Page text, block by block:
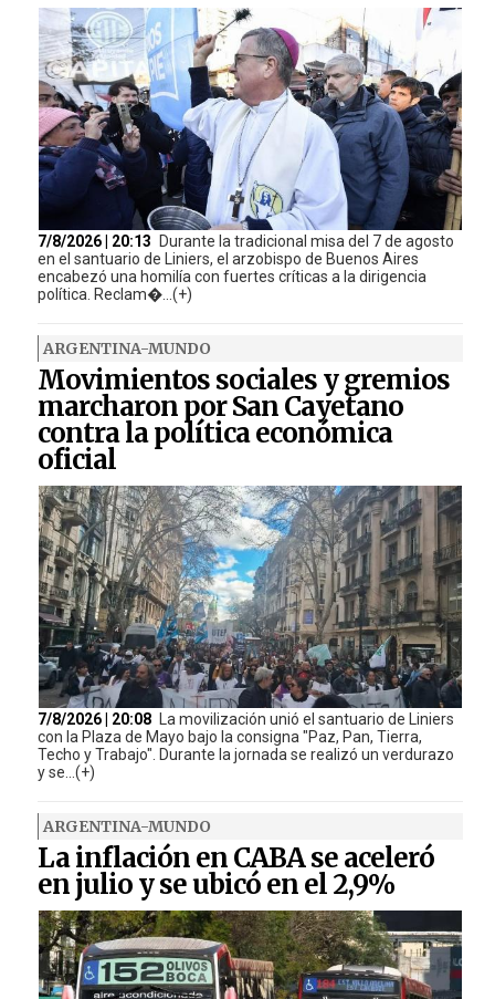
7/8/2026 | 20:13
Durante la tradicional misa del 7 de agosto
en el santuario de Liniers, el arzobispo de Buenos Aires
encabezó una homilía con fuertes críticas a la dirigencia
política. Reclam�...(+)
ARGENTINA-MUNDO
Movimientos sociales y gremios
marcharon por San Cayetano
contra la política económica
oficial
7/8/2026 | 20:08 La movilización unió el santuario de Liniers
con la Plaza de Mayo bajo la consigna "Paz, Pan, Tierra,
Techo y Trabajo". Durante la jornada se realizó un verdurazo
y se...(+)
ARGENTINA-MUNDO
La inflación en CABA se aceleró
en julio y se ubicó en el 2,9%